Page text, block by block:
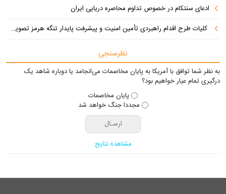
ادعای سنتکام در خصوص تداوم محاصره دریایی ایران
کلیات طرح اقدام راهبردی تأمین امنیت و پیشرفت پایدار تنگه هرمز تصویب شد
نظرسنجی
به نظر شما توافق با آمریکا به پایان مخاصمات می‌انجامد یا دوباره شاهد یک
درگیری تمام عیار خواهیم بود؟
پایان مخاصمات
مجددا جنگ خواهد شد
مشاهده نتایج